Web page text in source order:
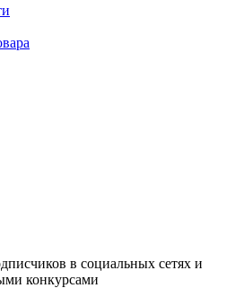
в социальных сетях и
конкурсами